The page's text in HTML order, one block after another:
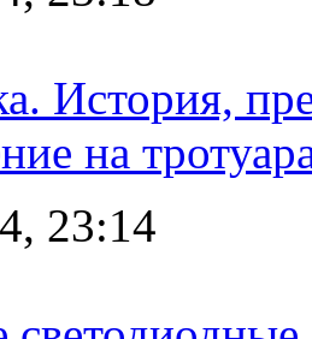
История,
на
23:14